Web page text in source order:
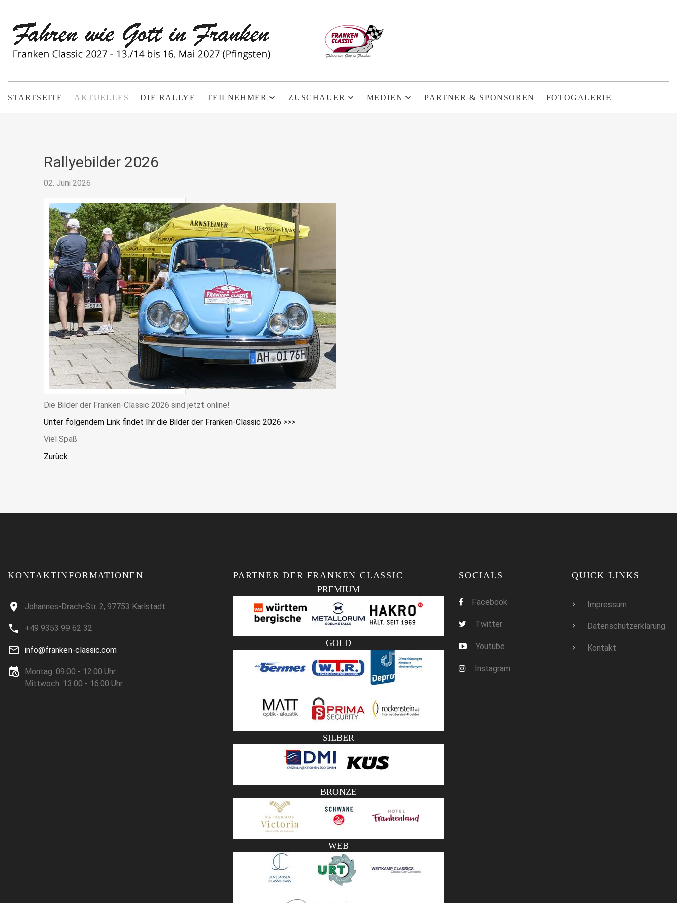
STARTSEITE AKTUELLES DIE RALLYE TEILNEHMER ZUSCHAUER MEDIEN PARTNER & SPONSOREN FOTOGALERIE
Rallyebilder 2026
02. Juni 2026
Die Bilder der Franken-Classic 2026 sind jetzt online!
Unter folgendem Link findet Ihr die Bilder der Franken-Classic 2026 >>>
Viel Spaß
Zurück
KONTAKTINFORMATIONEN
Johannes-Drach-Str. 2, 97753 Karlstadt
+49 9353 99 62 32
info@franken-classic.com
Montag: 09:00 - 12:00 Uhr
Mittwoch: 13:00 - 16:00 Uhr
PARTNER DER FRANKEN CLASSIC
PREMIUM
GOLD
SILBER
BRONZE
WEB
SOCIALS
Facebook
Twitter
Youtube
Instagram
QUICK LINKS
Impressum
Datenschutzerklärung
Kontakt